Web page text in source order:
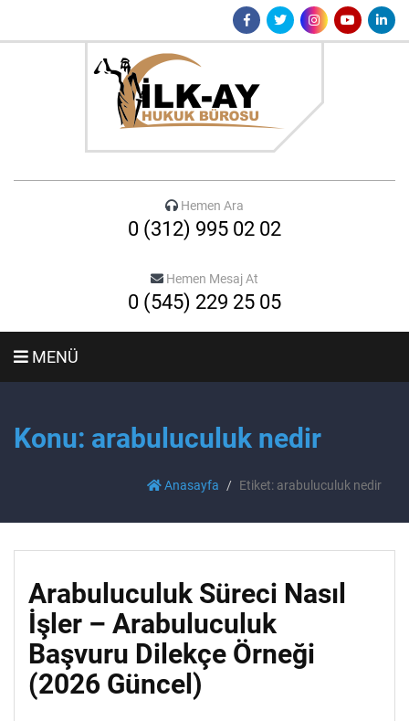
Hemen Ara
0 (312) 995 02 02
Hemen Mesaj At
0 (545) 229 25 05
MENÜ
Konu: arabuluculuk nedir
Anasayfa Etiket: arabuluculuk nedir
Arabuluculuk Süreci Nasıl
İşler – Arabuluculuk
Başvuru Dilekçe Örneği
(2026 Güncel)